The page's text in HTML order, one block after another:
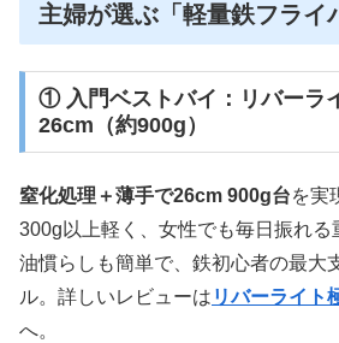
主婦が選ぶ「軽量鉄フライ
① 入門ベストバイ：リバーラ
26cm（約900g）
窒化処理＋薄手で26cm 900g台を実
300g以上軽く、女性でも毎日振れる
油慣らしも簡単で、鉄初心者の最大
ル。詳しいレビューは リバーライト
へ。